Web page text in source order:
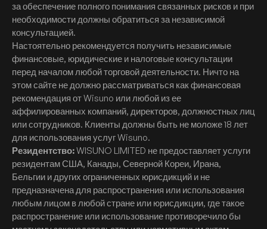
за обеспечение полного понимания связанных рисков и при
необходимости должны обратиться за независимой
консультацией.
Настоятельно рекомендуется получить независимые
финансовые, юридические и налоговые консультации
перед началом любой торговой деятельности. Ничто на
этом сайте не должно рассматриваться как финансовая
рекомендация от Wisuno или любой из ее
аффилированных компаний, директоров, должностных лиц
или сотрудников. Клиенты должны быть не моложе 18 лет
для использования услуг Wisuno.
Резидентство:WISUNO LIMITED не предоставляет услуги
резидентам США, Канады, Северной Кореи, Ирана,
Бельгии и других ограниченных юрисдикций и не
предназначена для распространения или использования
любым лицом в любой стране или юрисдикции, где такое
распространение или использование противоречило бы